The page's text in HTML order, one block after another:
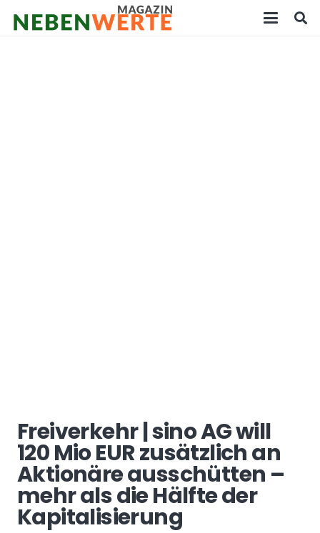
Freiverkehr | sino AG will
120 Mio EUR zusätzlich an
Aktionäre ausschütten –
mehr als die Hälfte der
Kapitalisierung